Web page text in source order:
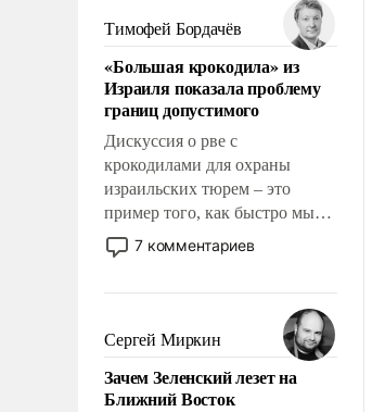
Тимофей Бордачёв
«Большая крокодила» из
Израиля показала проблему
границ допустимого
Дискуссия о рве с
крокодилами для охраны
израильских тюрем – это
пример того, как быстро мы
двигаемся по пути
революционных изменений.
псевдонаучной фантастики,
стало всерьез обсуждаемой
идеей.
7 комментариев
Сергей Миркин
Зачем Зеленский лезет на
Ближний Восток